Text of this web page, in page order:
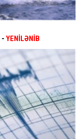
- YENİLƏNİB